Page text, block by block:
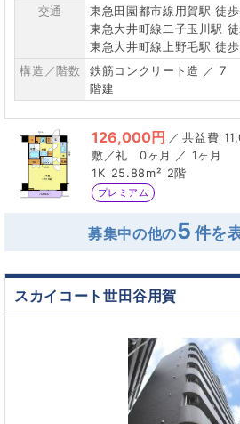
交通
東急田園都市線用賀駅 徒
東急大井町線二子玉川駅
東急大井町線上野毛駅 徒
構造／階数
鉄筋コンクリート造 ／ 7
階建
126,000円 ／
0ヶ月 ／ 1ヶ月
1K 25.88m² 2階
プレミアム
募集中の他の5
スカイコート世田谷用賀